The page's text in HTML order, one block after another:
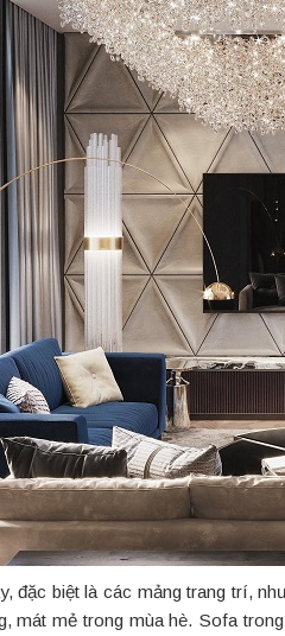
đặc biệt là các mảng trang trí,
mát mẻ trong mùa hè. Sofa